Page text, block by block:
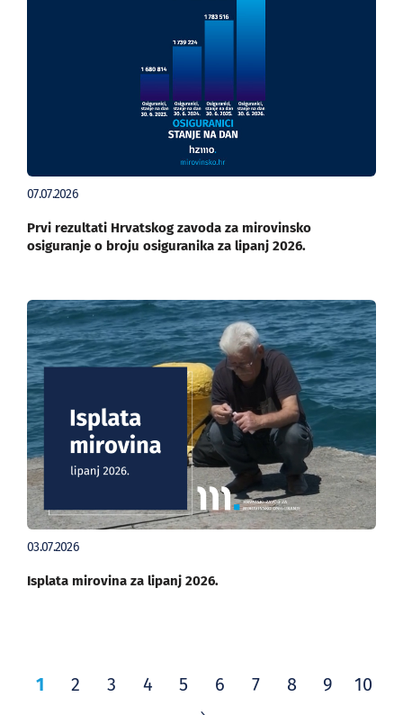
07.07.2026
Prvi rezultati Hrvatskog zavoda za mirovinsko
osiguranje o broju osiguranika za lipanj 2026.
03.07.2026
Isplata mirovina za lipanj 2026.
1 2 3 4 5 6 7 8 9 10